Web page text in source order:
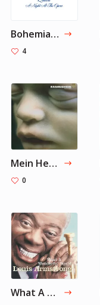
Bohemian Rhapsody - Remastered 2011 — Queen
4
Mein Herz brennt — Rammstein
0
What A Wonderful World - Single Version — Louis Armstrong